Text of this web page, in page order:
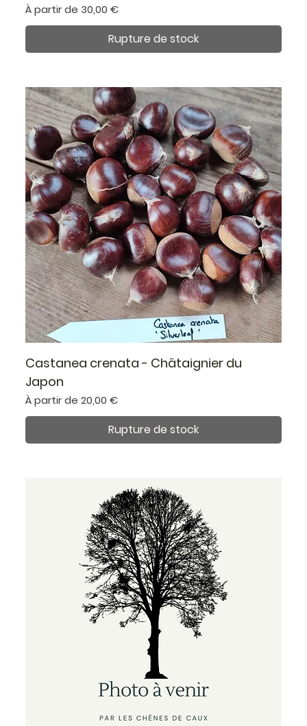
À partir de 30,00 €
Prix promotionnel
Rupture de stock
Castanea crenata - Châtaignier du
Japon
À partir de20,00 €
Prix promotionnel
Rupture de stock